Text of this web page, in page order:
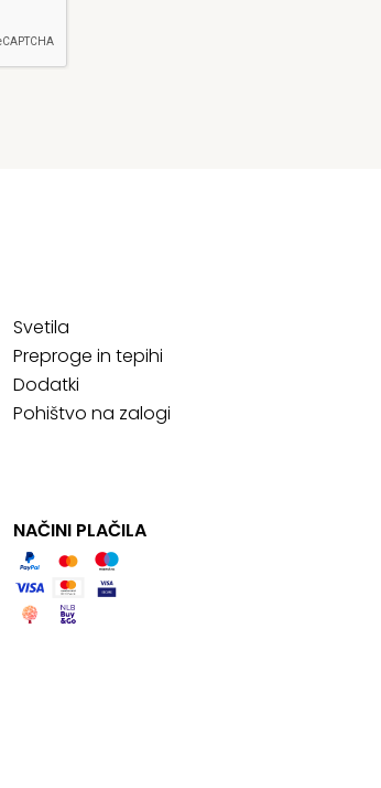
Svetila
Preproge in tepihi
Dodatki
Pohištvo na zalogi
NAČINI PLAČILA